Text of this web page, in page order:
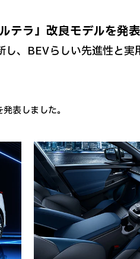
ラ」改良モデルを発表
、BEVらしい先進性と実
表しました。